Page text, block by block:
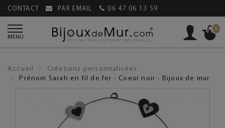
CONTACT PAR EMAIL 06 47 06 13 59
MENU
0
Accueil
Créations personnalisées
Prénom Sarah en fil de fer - Coeur noir - Bijoux de mur